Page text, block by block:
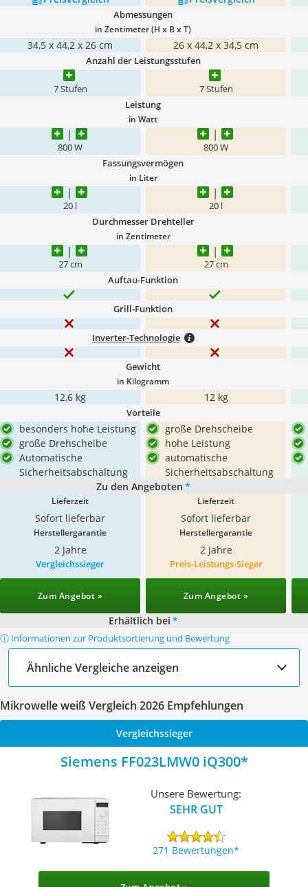
Abmessungen
in Zentimeter (H x B x T)
34,5 x 44,2 x 26 cm ‎26 x 44,2 x 34,5 cm
Anzahl der Leistungsstufen
7 Stufen 7 Stufen
Leistung
in Watt
800 W 800 W
Fassungsvermögen
in Liter
20 l 20 l
Durchmesser Drehteller
in Zentimeter
27 cm 27 cm
Auftau-Funktion
Grill-Funktion
Inverter-Technologie
Gewicht
in Kilogramm
12,6 kg 12 kg
Vorteile
besonders hohe Leistung
große Drehscheibe
Automatische
Sicherheitsabschaltung
große Drehscheibe
hohe Leistung
automatische
Sicherheitsabschaltung
Zu den Angeboten *
Lieferzeit
Sofort lieferbar
Lieferzeit
Sofort lieferbar
Herstellergarantie
2 Jahre
Herstellergarantie
2 Jahre
Vergleichssieger
Zum Angebot »
Preis-Leistungs-Sieger
Zum Angebot »
Erhältlich bei *
ⓘ Informationen zur Produktsortierung und Bewertung
Ähnliche Vergleiche anzeigen
Mikrowelle weiß Vergleich 2026 Empfehlungen
Vergleichssieger
Siemens FF023LMW0 iQ300
Unsere Bewertung:
SEHR GUT
271 Bewertungen